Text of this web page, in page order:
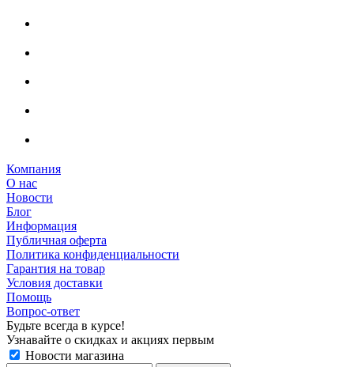
Компания
О нас
Новости
Блог
Информация
Публичная оферта
Политика конфиденциальности
Гарантия на товар
Условия доставки
Помощь
Вопрос-ответ
Будьте всегда в курсе!
Узнавайте о скидках и акциях первым
Новости магазина